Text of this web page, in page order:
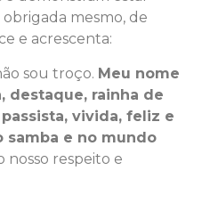
mesmo, de
e acrescenta:
sou troço. Meu nome
destaque, rainha de
vivida, feliz e
samba e no mundo
nosso respeito e